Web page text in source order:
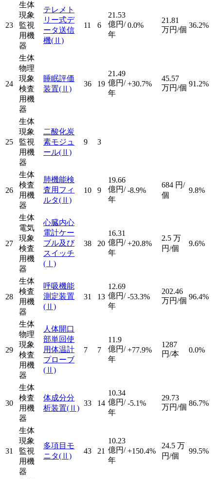
23
生体
現象
監視
用機
器
テレメト
リー式デ
ータ送信
機(Ⅱ)
11 6
21.53
億円/
年
0.0%
21.81
万円/個
36.2%
24
生体
物理
現象
検査
用機
器
睡眠評価
装置(Ⅱ)
36 19
21.49
億円/
年
+30.7%
45.57
万円/個 91.2%
25
生体
現象
監視
用機
器
二酸化炭
素モジュ
ール(Ⅱ)
9 3
26
生体
検査
用機
器
肺機能検
査用フィ
ルタ(Ⅱ)
10 9
19.66
億円/
年
-8.9%
684 円/
個
9.8%
27
生体
電気
現象
検査
用機
器
心臓内心
電計ケー
ブル及び
スイッチ
(Ⅰ)
38 20
16.31
億円/
年
+20.8%
2.5 万
円/個
9.6%
28
生体
検査
用機
器
呼吸機能
測定装置
(Ⅱ)
31 13
12.69
億円/
年
-53.3%
202.46
万円/個 96.4%
29
生体
物理
現象
検査
用機
器
人体開口
部単回使
用体温計
プローブ
(Ⅱ)
7 7
11.9
億円/
年
+77.9%
1287
円/本
0.0%
30
生体
検査
用機
器
体成分分
析装置(Ⅱ)
33 14
10.34
億円/
年
-5.1%
29.73
万円/個 86.7%
31
生体
現象
監視
用機
器
多項目モ
ニタ(Ⅱ)
43 21
10.23
億円/
年
+150.4%
24.5 万
円/個
99.5%